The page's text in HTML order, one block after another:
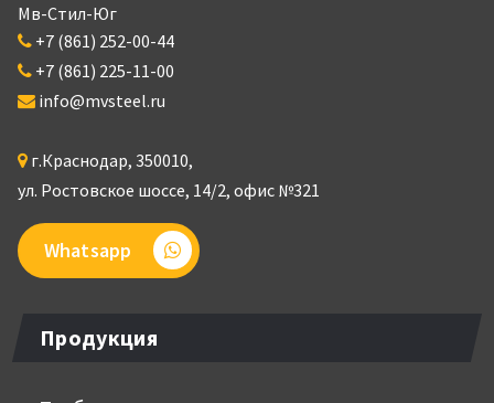
Мв-Стил-Юг
+7 (861) 252-00-44
+7 (861) 225-11-00
info@mvsteel.ru
г.Краснодар, 350010,
ул. Ростовское шоссе, 14/2, офис №321
Whatsapp
Продукция